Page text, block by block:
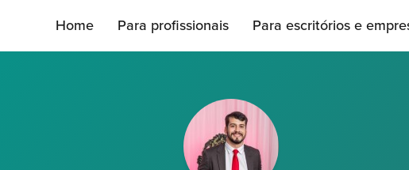
Home Para profissionais Para escritórios e